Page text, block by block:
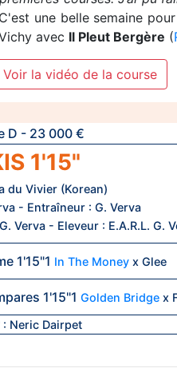
une belle semaine
avec Il Pleut Bergère (
Voir la vidéo de la course
D - 23 000 €
1'15"
du Vivier (Korean)
- Entraîneur : G. Verva
Verva - Eleveur : E.A.R.L. G.
1'15"1 In The Moneyx Glee
1'15"1 Golden Bridgex
: Neric Dairpet